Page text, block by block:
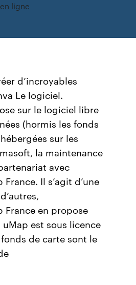
ligne
d’incroyables
Le logiciel.
sur le logiciel libre
(hormis les fonds
sur les
la maintenance
avec
Il s’agit d’une
France en propose
est sous licence
fonds de carte sont le